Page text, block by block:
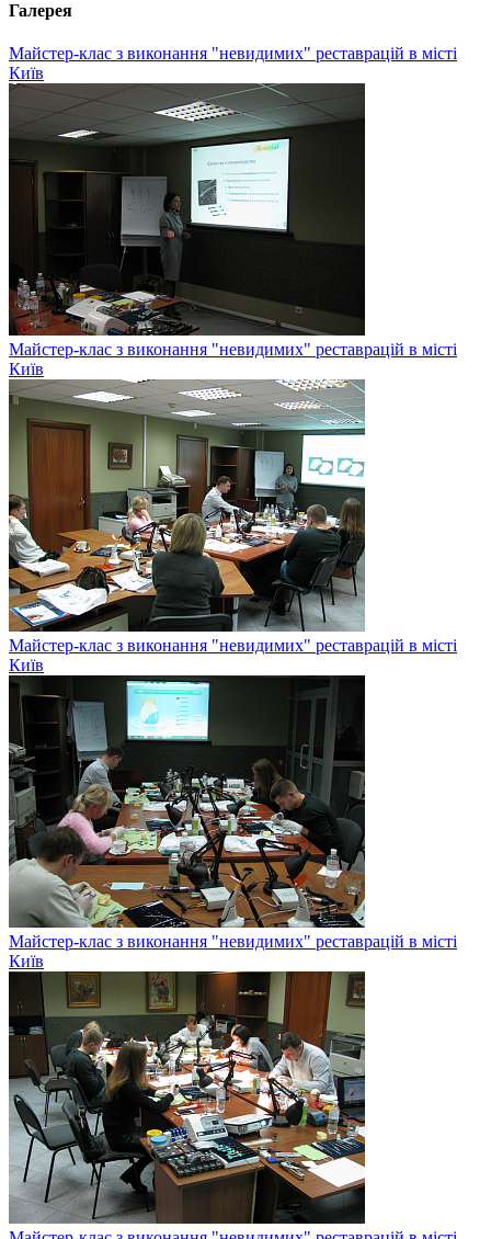
Галерея
Майстер-клас з виконання "невидимих" реставрацій в місті
Київ
Майстер-клас з виконання "невидимих" реставрацій в місті
Київ
Майстер-клас з виконання "невидимих" реставрацій в місті
Київ
Майстер-клас з виконання "невидимих" реставрацій в місті
Київ